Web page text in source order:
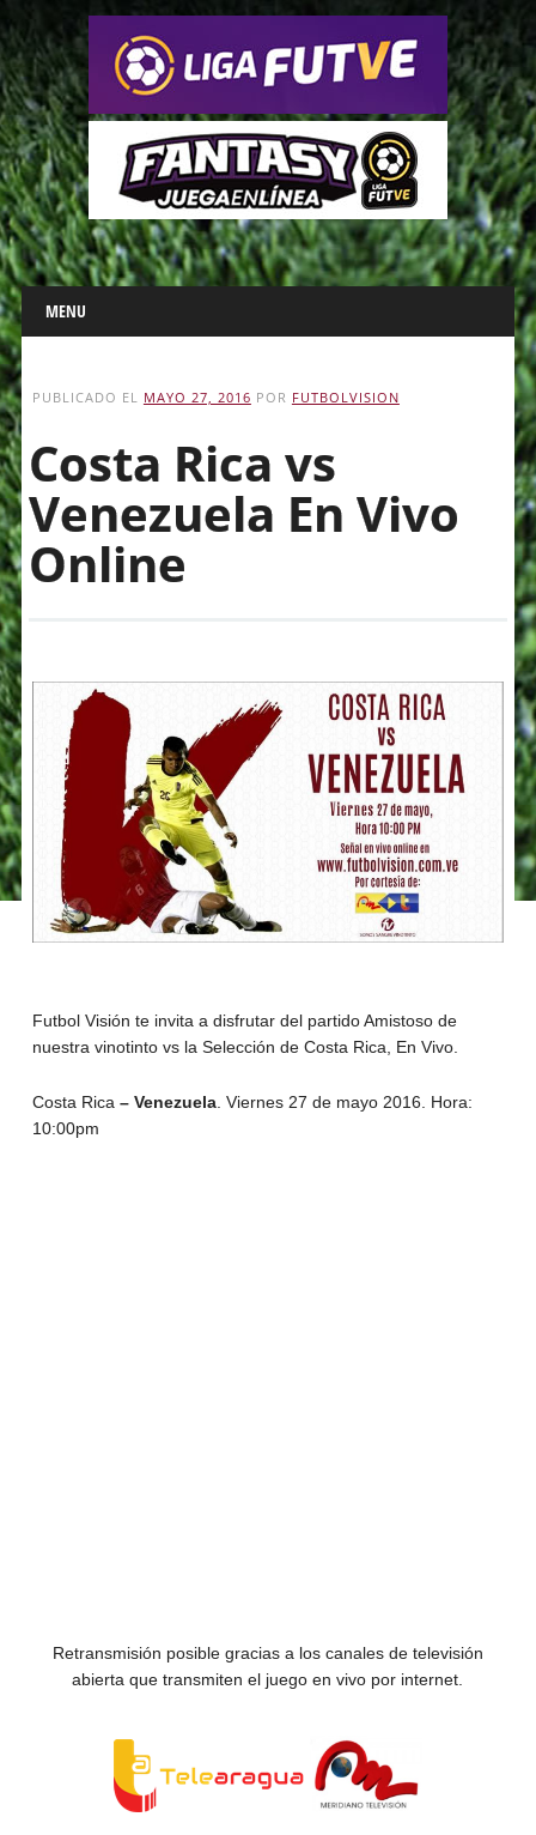
Main menu
Skip
to
content
MENU
PUBLICADO EL MAYO 27, 2016 POR FUTBOLVISION
Costa Rica vs
Venezuela En Vivo
Online
Futbol Visión te invita a disfrutar del partido Amistoso de
nuestra vinotinto vs la Selección de Costa Rica, En Vivo.
Costa Rica – Venezuela. Viernes 27 de mayo 2016. Hora:
10:00pm
Retransmisión posible gracias a los canales de televisión
abierta que transmiten el juego en vivo por internet.